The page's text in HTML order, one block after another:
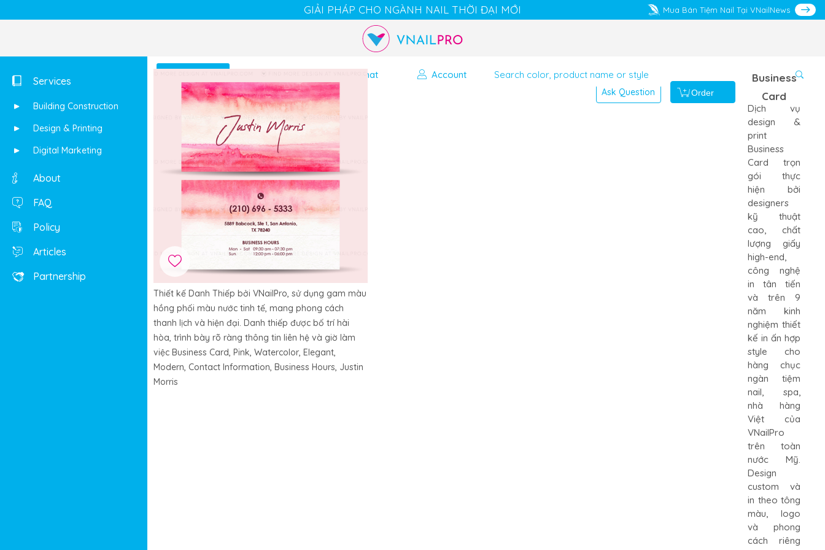
GIẢI PHÁP CHO NGÀNH NAIL THỜI ĐẠI MỚI Mua Bán Tiệm Nail Tại VNailNews
Chat Account
Services
Building Construction
Design & Printing
Digital Marketing
About
FAQ
Policy
Articles
Partnership
Thiết kế Danh Thiếp bởi VNailPro, sử dụng gam màu
hồng phối màu nước tinh tế, mang phong cách
thanh lịch và hiện đại. Danh thiếp được bố trí hài
hòa, trình bày rõ ràng thông tin liên hệ và giờ làm
việc Business Card, Pink, Watercolor, Elegant,
Modern, Contact Information, Business Hours, Justin
Morris
Business
Card
Dịch vụ
design &
print
Business
Card trọn
gói thực
hiện bởi
designers
kỹ thuật
cao, chất
lượng giấy
high-end,
công nghệ
in tân tiến
và trên 9
năm kinh
nghiệm thiết
kế in ấn hợp
style cho
hàng chục
ngàn tiệm
nail, spa,
nhà hàng
Việt của
VNailPro
trên toàn
nước Mỹ.
Design
custom và
in theo tông
màu, logo
và phong
cách riêng
Ask Question Order